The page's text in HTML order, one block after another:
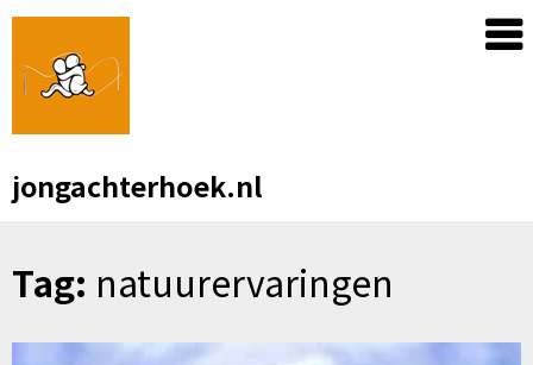
Skip
content
jongachterhoek.nl
Tag: natuurervaringen